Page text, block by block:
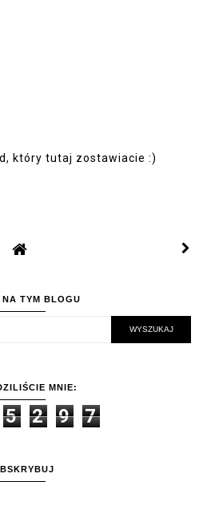
który tutaj zostawiacie :)
TYM BLOGU
MNIE:
5 2 9 7